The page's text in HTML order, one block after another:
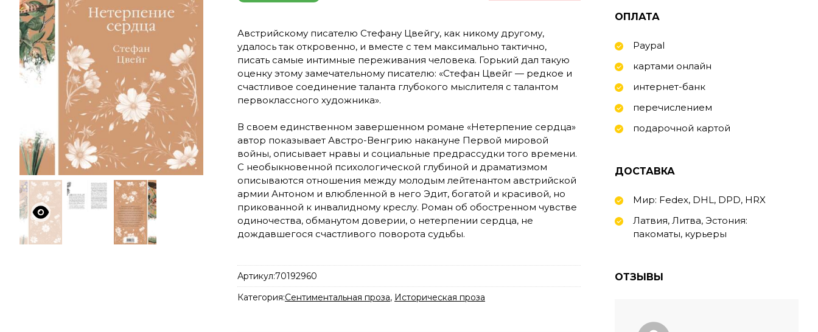
Австрийскому писателю Стефану Цвейгу, как никому другому,
удалось так откровенно, и вместе с тем максимально тактично,
писать самые интимные переживания человека. Горький дал такую
оценку этому замечательному писателю: «Стефан Цвейг — редкое и
счастливое соединение таланта глубокого мыслителя с талантом
первоклассного художника».
В своем единственном завершенном романе «Нетерпение сердца»
автор показывает Австро-Венгрию накануне Первой мировой
войны, описывает нравы и социальные предрассудки того времени.
С необыкновенной психологической глубиной и драматизмом
описываются отношения между молодым лейтенантом австрийской
армии Антоном и влюбленной в него Эдит, богатой и красивой, но
прикованной к инвалидному креслу. Роман об обостренном чувстве
одиночества, обманутом доверии, о нетерпении сердца, не
дождавшегося счастливого поворота судьбы.
Артикул:70192960
Категория:Сентиментальная проза, Историческая проза
ОПЛАТА
Paypal
картами онлайн
интернет-банк
перечислением
подарочной картой
ДОСТАВКА
Мир: Fedex, DHL, DPD, HRX
Латвия, Литва, Эстония:
пакоматы, курьеры
ОТЗЫВЫ